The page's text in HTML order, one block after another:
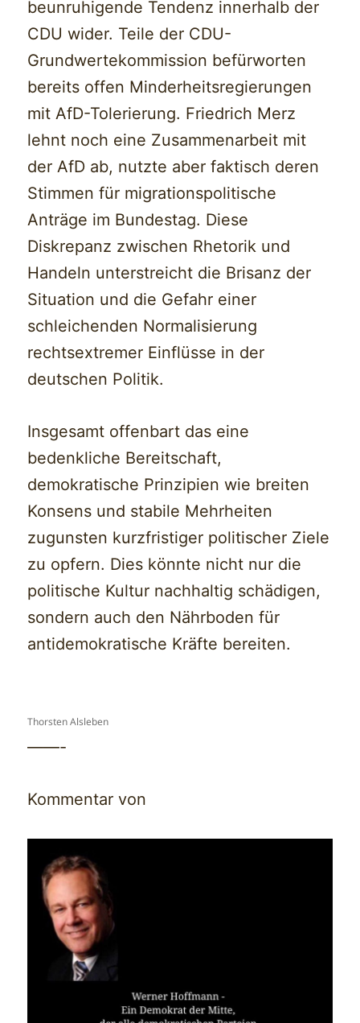
beunruhigende Tendenz innerhalb der
CDU wider. Teile der CDU-
Grundwertekommission befürworten
bereits offen Minderheitsregierungen
mit AfD-Tolerierung. Friedrich Merz
lehnt noch eine Zusammenarbeit mit
der AfD ab, nutzte aber faktisch deren
Stimmen für migrationspolitische
Anträge im Bundestag. Diese
Diskrepanz zwischen Rhetorik und
Handeln unterstreicht die Brisanz der
Situation und die Gefahr einer
schleichenden Normalisierung
rechtsextremer Einflüsse in der
deutschen Politik.
Insgesamt offenbart das eine
bedenkliche Bereitschaft,
demokratische Prinzipien wie breiten
Konsens und stabile Mehrheiten
zugunsten kurzfristiger politischer Ziele
zu opfern. Dies könnte nicht nur die
politische Kultur nachhaltig schädigen,
sondern auch den Nährboden für
antidemokratische Kräfte bereiten.
Thorsten Alsleben
——-
Kommentar von